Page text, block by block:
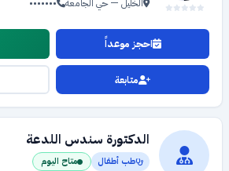
احجز موعداً
متابعة
الدكتورة سندس اللدعة
طب أطفال متاح اليوم